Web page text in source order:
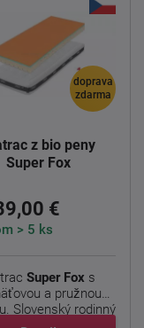
doprava
zdarma
z bio peny
Super Fox
€
> 5 ks
Super Fox s
a pružnou
Slovenský rodinný